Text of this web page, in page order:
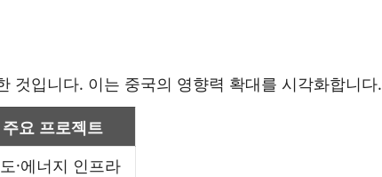
것입니다. 이는 중국의 영향력 확대를 시각화합니다.
주요 프로젝트
·에너지 인프라